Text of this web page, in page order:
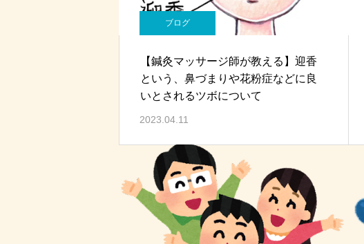
ブログ
【鍼灸マッサージ師が教える】迎香
という、鼻づまりや花粉症などに良
いとされるツボについて
2023.04.11